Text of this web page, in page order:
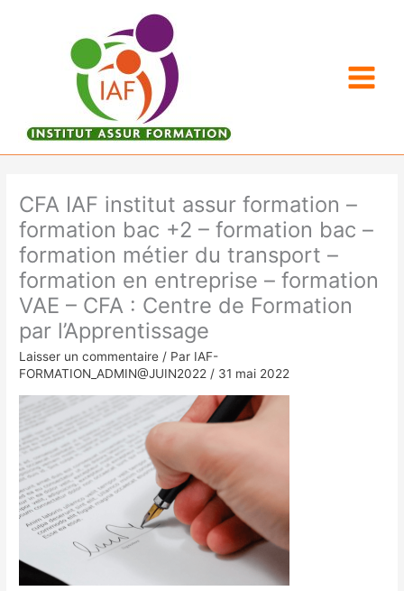
CFA IAF institut assur formation –
formation bac +2 – formation bac –
formation métier du transport –
formation en entreprise – formation
VAE – CFA : Centre de Formation
par l’Apprentissage
Laisser un commentaire / Par IAF-
FORMATION_ADMIN@JUIN2022 / 31 mai 2022